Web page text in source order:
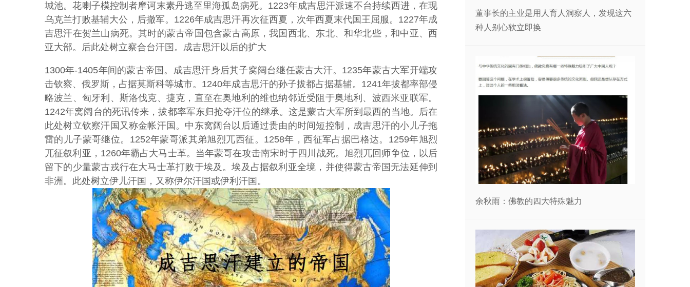
城池。花喇子模控制者摩诃末素丹逃至里海孤岛病死。1223年成吉思汗派速不台持续西进，在现
乌克兰打败基辅大公，后撤军。1226年成吉思汗再次征西夏，次年西夏末代国王屈服。1227年成
吉思汗在贺兰山病死。其时的蒙古帝国包含蒙古高原，我国西北、东北、和华北些，和中亚、西
亚大部。后此处树立察合台汗国。成吉思汗以后的扩大
1300年-1405年间的蒙古帝国。成吉思汗身后其子窝阔台继任蒙古大汗。1235年蒙古大军开端攻
击钦察、俄罗斯，占据莫斯科等城市。1240年成吉思汗的孙子拔都占据基辅。1241年拔都率部侵
略波兰、匈牙利、斯洛伐克、捷克，直至在奥地利的维也纳邻近受阻于奥地利、波西米亚联军。
1242年窝阔台的死讯传来，拔都率军东归抢夺汗位的继承。这是蒙古大军所到最西的当地。后在
此处树立钦察汗国又称金帐汗国。中东窝阔台以后通过贵由的时间短控制，成吉思汗的小儿子拖
雷的儿子蒙哥继位。1252年蒙哥派其弟旭烈兀西征。1258年，西征军占据巴格达。1259年旭烈
兀征叙利亚，1260年霸占大马士革。当年蒙哥在攻击南宋时于四川战死。旭烈兀回师争位，以后
留下的少量蒙古戎行在大马士革打败于埃及。埃及占据叙利亚全境，并使得蒙古帝国无法延伸到
非洲。此处树立伊儿汗国，又称伊尔汗国或伊利汗国。
董事长的主业是用人育人洞察人，发现这六
种人别心软立即换
余秋雨：佛教的四大特殊魅力